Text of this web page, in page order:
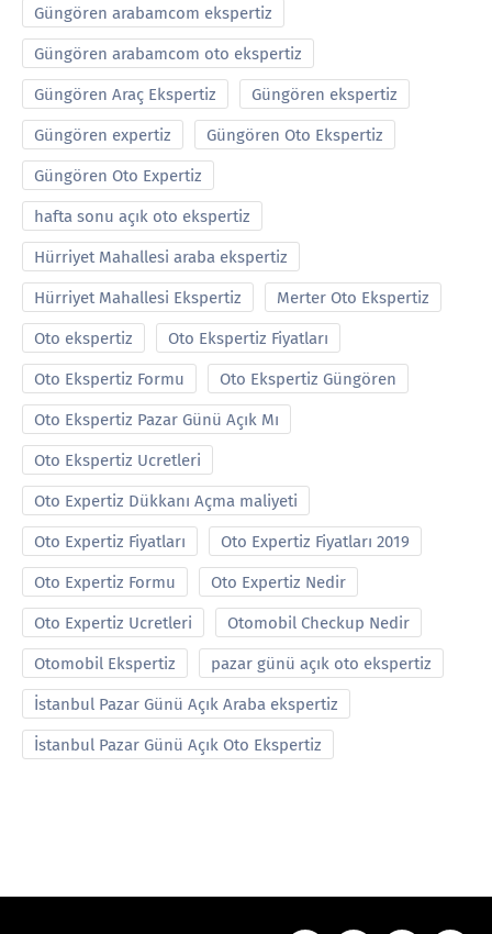
Güngören arabamcom ekspertiz
Güngören arabamcom oto ekspertiz
Güngören Araç Ekspertiz Güngören ekspertiz
Güngören expertiz Güngören Oto Ekspertiz
Güngören Oto Expertiz
hafta sonu açık oto ekspertiz
Hürriyet Mahallesi araba ekspertiz
Hürriyet Mahallesi Ekspertiz Merter Oto Ekspertiz
Oto ekspertiz Oto Ekspertiz Fiyatları
Oto Ekspertiz Formu Oto Ekspertiz Güngören
Oto Ekspertiz Pazar Günü Açık Mı
Oto Ekspertiz Ucretleri
Oto Expertiz Dükkanı Açma maliyeti
Oto Expertiz Fiyatları Oto Expertiz Fiyatları 2019
Oto Expertiz Formu Oto Expertiz Nedir
Oto Expertiz Ucretleri Otomobil Checkup Nedir
Otomobil Ekspertiz pazar günü açık oto ekspertiz
İstanbul Pazar Günü Açık Araba ekspertiz
İstanbul Pazar Günü Açık Oto Ekspertiz